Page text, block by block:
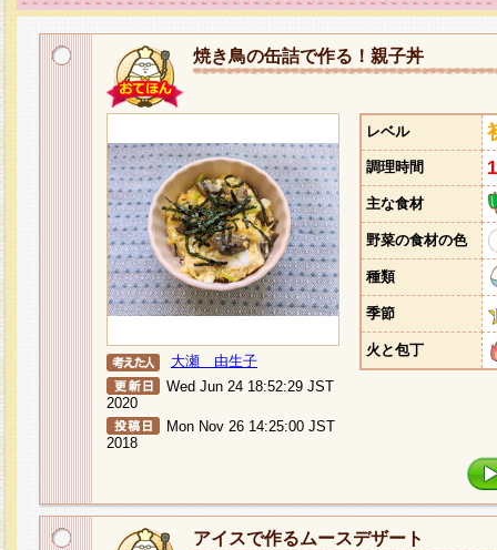
焼き鳥の缶詰で作る！親子丼
大瀬 由生子
Wed Jun 24 18:52:29 JST
2020
Mon Nov 26 14:25:00 JST
2018
レベル
調理時間
主な食材
野菜の食材の色
種類
季節
火と包丁
アイスで作るムースデザート